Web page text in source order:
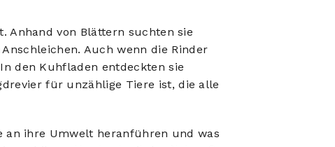
Anhand von Blättern suchten sie
Auch wenn die Rinder
den Kuhfladen entdeckten sie
für unzählige Tiere ist, die alle
an ihre Umwelt heranführen und was